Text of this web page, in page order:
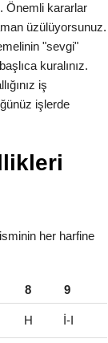
Önemli kararlar
üzülüyorsunuz.
"sevgi"
kuralınız.
iş
işlerde
her harfine
8 9
H İ-I